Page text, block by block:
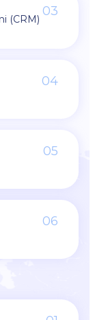
03
(CRM)
04
05
06